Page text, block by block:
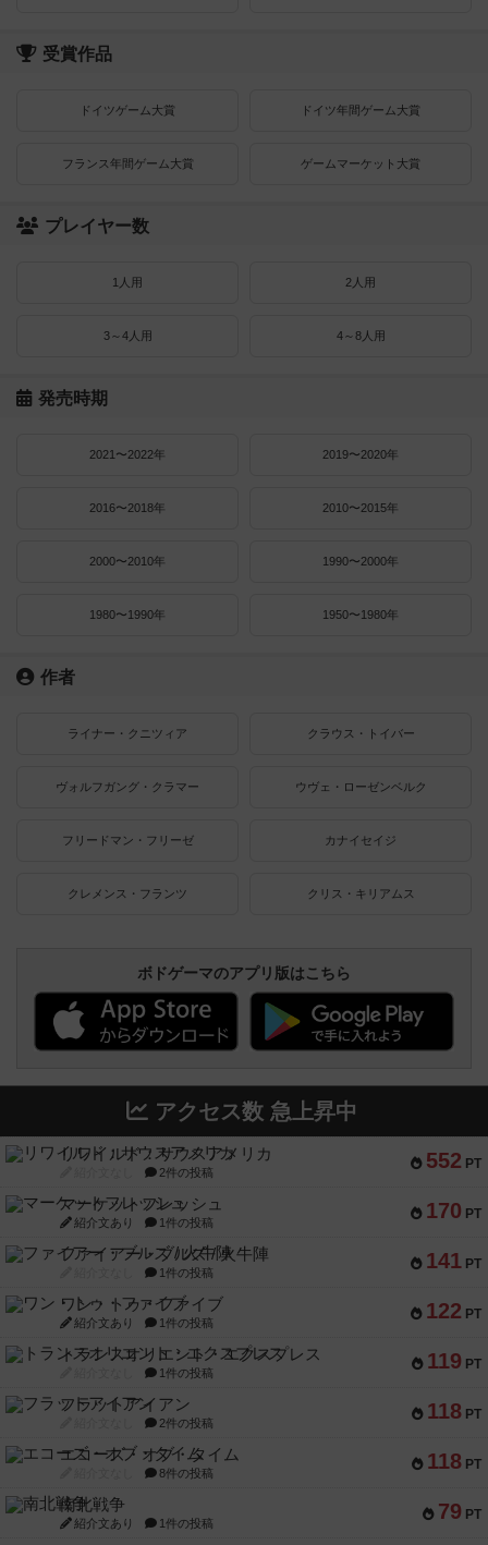
受賞作品
ドイツゲーム大賞 ドイツ年間ゲーム大賞
フランス年間ゲーム大賞 ゲームマーケット大賞
プレイヤー数
1人用 2人用
3～4人用 4～8人用
発売時期
2021〜2022年 2019〜2020年
2016〜2018年 2010〜2015年
2000〜2010年 1990〜2000年
1980〜1990年 1950〜1980年
作者
ライナー・クニツィア クラウス・トイバー
ヴォルフガング・クラマー ウヴェ・ローゼンベルク
フリードマン・フリーゼ カナイセイジ
クレメンス・フランツ クリス・キリアムス
ボドゲーマのアプリ版はこちら
アクセス数 急上昇中
552 PT
リワイルド：サウスアメリカ
2件の投稿
170 PT
マーケットフレッシュ
紹介文あり 1件の投稿
141 PT
ファイアー・ブルズ / 火牛陣
1件の投稿
122 PT
ワン・トゥ・ファイブ
紹介文あり 1件の投稿
119 PT
トランスオリエント・エクスプレス
1件の投稿
118 PT
フラットアイアン
2件の投稿
118 PT
エコーズ・オブ・タイム
8件の投稿
79 PT
南北戦争
紹介文あり 1件の投稿